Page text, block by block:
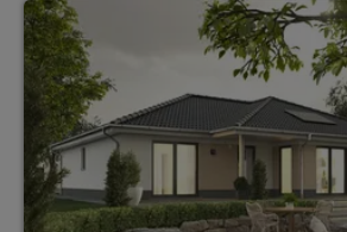
wohnen in Urlaubslaune flexible